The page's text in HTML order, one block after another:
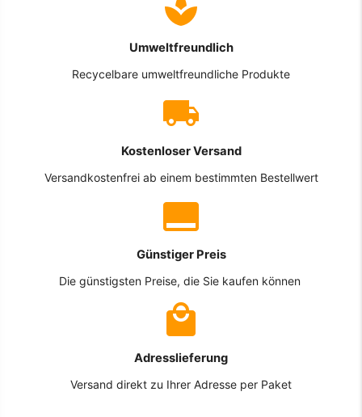
Umweltfreundlich
Recycelbare umweltfreundliche Produkte
Kostenloser Versand
Versandkostenfrei ab einem bestimmten Bestellwert
Günstiger Preis
Die günstigsten Preise, die Sie kaufen können
Adresslieferung
Versand direkt zu Ihrer Adresse per Paket